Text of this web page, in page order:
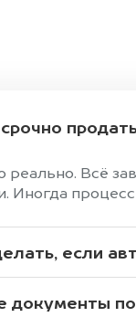
реально. Всё
Иногда
если
документы